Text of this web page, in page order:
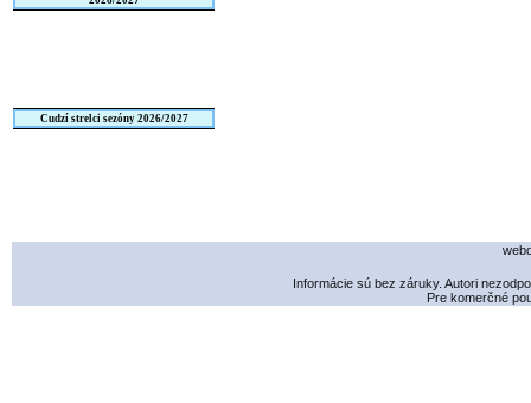
Cudzí strelci sezóny 2026/2027
Informácie sú bez záruky. Autori
Pre komerčné